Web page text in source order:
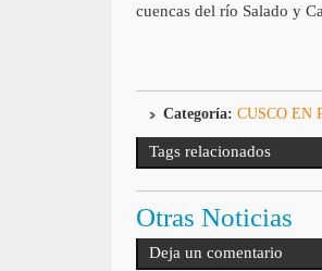
cuencas del río Salado y
Categoría: CUSCO EN
Tags relacionados
Otras Noticias
Deja un comentario